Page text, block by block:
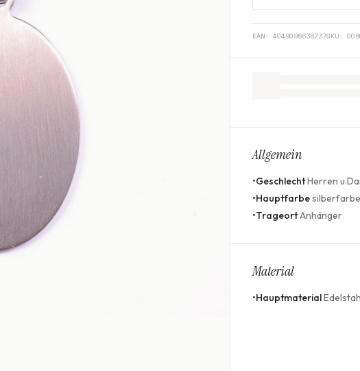
EAN: 4049096636737SKU:
Allgemein
•GeschlechtHerren
•Hauptfarbe
•TrageortAnhänger
Material
•Hauptmaterial